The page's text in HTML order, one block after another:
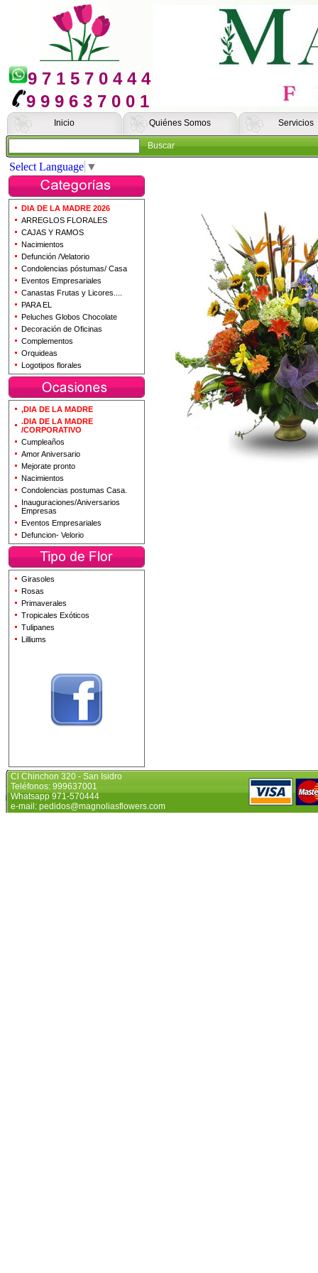
9 7 1 5 7 0 4 4 4
9 9 9 6 3 7 0 0 1
Inicio Quiénes Somos Servicios
Buscar
Select Language ▼
DIA DE LA MADRE 2026
ARREGLOS FLORALES
CAJAS Y RAMOS
Nacimientos
Defunción /Velatorio
Condolencias póstumas/ Casa
Eventos Empresariales
Canastas Frutas y Licores....
PARA EL
Peluches Globos Chocolate
Decoración de Oficinas
Complementos
Orquideas
Logotipos florales
,DIA DE LA MADRE
.DIA DE LA MADRE
/CORPORATIVO
Cumpleaños
Amor Aniversario
Mejorate pronto
Nacimientos
Condolencias postumas Casa.
Inauguraciones/Aniversarios
Empresas
Eventos Empresariales
Defuncion- Velorio
Girasoles
Rosas
Primaverales
Tropicales Exóticos
Tulipanes
Lilliums
Cl Chinchon 320 - San Isidro
Teléfonos: 999637001
Whatsapp 971-570444
e-mail: pedidos@magnoliasflowers.com